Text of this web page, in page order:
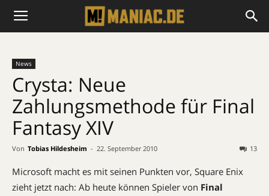
News
Crysta: Neue
Zahlungsmethode für Final
Fantasy XIV
Von Tobias Hildesheim - 22. September 2010 13
Microsoft macht es mit seinen Punkten vor, Square Enix
zieht jetzt nach: Ab heute können Spieler von Final